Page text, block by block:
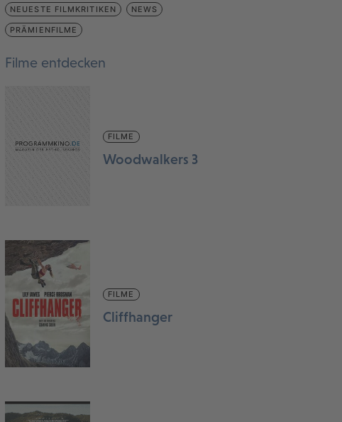
NEUESTE FILMKRITIKEN NEWS
PRÄMIENFILME
Filme entdecken
FILME
Woodwalkers 3
FILME
Cliffhanger